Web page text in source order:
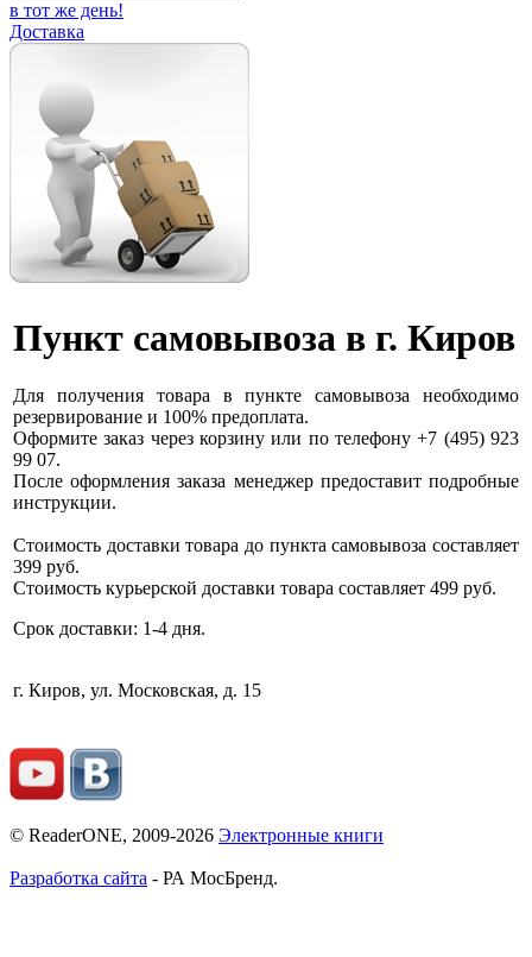
в тот же день!
Доставка
Пункт самовывоза в г. Киров
Для получения товара в пункте самовывоза необходимо
резервирование и 100% предоплата.
Оформите заказ через корзину или по телефону +7 (495) 923
99 07.
После оформления заказа менеджер предоставит подробные
инструкции.
Стоимость доставки товара до пункта самовывоза составляет
399 руб.
Стоимость курьерской доставки товара составляет 499 руб.
Срок доставки: 1-4 дня.
г. Киров, ул. Московская, д. 15
© ReaderONE, 2009-2026 Электронные книги
Разработка сайта - РА МосБренд.